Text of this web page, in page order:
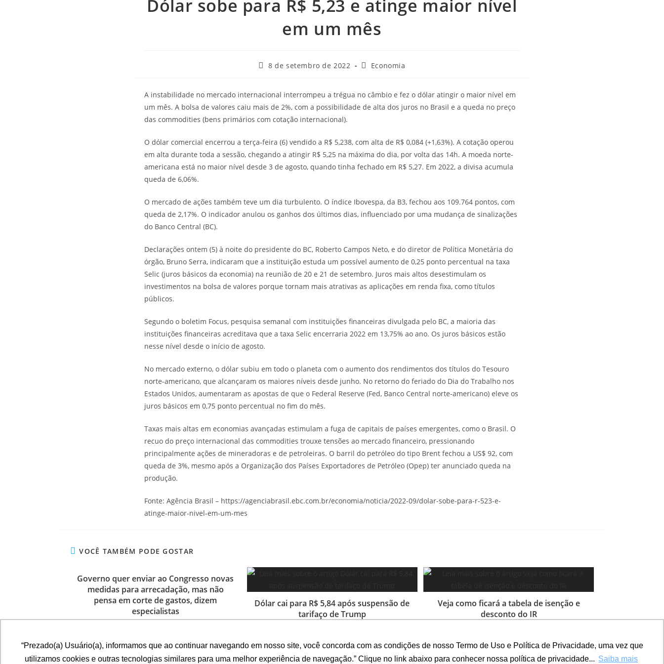
“Prezado(a) Usuário(a), informamos que ao continuar navegando em nosso site, você concorda com as condições de nosso Termo de Uso e Política de Privacidade, uma vez que
utilizamos cookies e outras tecnologias similares para uma melhor experiência de navegação.” Clique no link abaixo para conhecer nossa política de privacidade... Saiba mais
Dólar sobe para R$ 5,23 e atinge maior nível
em um mês
8 de setembro de 2022 Economia
A instabilidade no mercado internacional interrompeu a trégua no câmbio e fez o dólar atingir o maior nível em
um mês. A bolsa de valores caiu mais de 2%, com a possibilidade de alta dos juros no Brasil e a queda no preço
das commodities (bens primários com cotação internacional).
O dólar comercial encerrou a terça-feira (6) vendido a R$ 5,238, com alta de R$ 0,084 (+1,63%). A cotação operou
em alta durante toda a sessão, chegando a atingir R$ 5,25 na máxima do dia, por volta das 14h. A moeda norte-
americana está no maior nível desde 3 de agosto, quando tinha fechado em R$ 5,27. Em 2022, a divisa acumula
queda de 6,06%.
O mercado de ações também teve um dia turbulento. O índice Ibovespa, da B3, fechou aos 109.764 pontos, com
queda de 2,17%. O indicador anulou os ganhos dos últimos dias, influenciado por uma mudança de sinalizações
do Banco Central (BC).
Declarações ontem (5) à noite do presidente do BC, Roberto Campos Neto, e do diretor de Política Monetária do
órgão, Bruno Serra, indicaram que a instituição estuda um possível aumento de 0,25 ponto percentual na taxa
Selic (juros básicos da economia) na reunião de 20 e 21 de setembro. Juros mais altos desestimulam os
investimentos na bolsa de valores porque tornam mais atrativas as aplicações em renda fixa, como títulos
públicos.
Segundo o boletim Focus, pesquisa semanal com instituições financeiras divulgada pelo BC, a maioria das
instituições financeiras acreditava que a taxa Selic encerraria 2022 em 13,75% ao ano. Os juros básicos estão
nesse nível desde o início de agosto.
No mercado externo, o dólar subiu em todo o planeta com o aumento dos rendimentos dos títulos do Tesouro
norte-americano, que alcançaram os maiores níveis desde junho. No retorno do feriado do Dia do Trabalho nos
Estados Unidos, aumentaram as apostas de que o Federal Reserve (Fed, Banco Central norte-americano) eleve os
juros básicos em 0,75 ponto percentual no fim do mês.
Taxas mais altas em economias avançadas estimulam a fuga de capitais de países emergentes, como o Brasil. O
recuo do preço internacional das commodities trouxe tensões ao mercado financeiro, pressionando
principalmente ações de mineradoras e de petroleiras. O barril do petróleo do tipo Brent fechou a US$ 92, com
queda de 3%, mesmo após a Organização dos Países Exportadores de Petróleo (Opep) ter anunciado queda na
produção.
Fonte: Agência Brasil – https://agenciabrasil.ebc.com.br/economia/noticia/2022-09/dolar-sobe-para-r-523-e-
atinge-maior-nivel-em-um-mes
VOCÊ TAMBÉM PODE GOSTAR
Governo quer enviar ao Congresso novas
medidas para arrecadação, mas não
pensa em corte de gastos, dizem
especialistas
Dólar cai para R$ 5,84 após suspensão de
tarifaço de Trump
Veja como ficará a tabela de isenção e
desconto do IR